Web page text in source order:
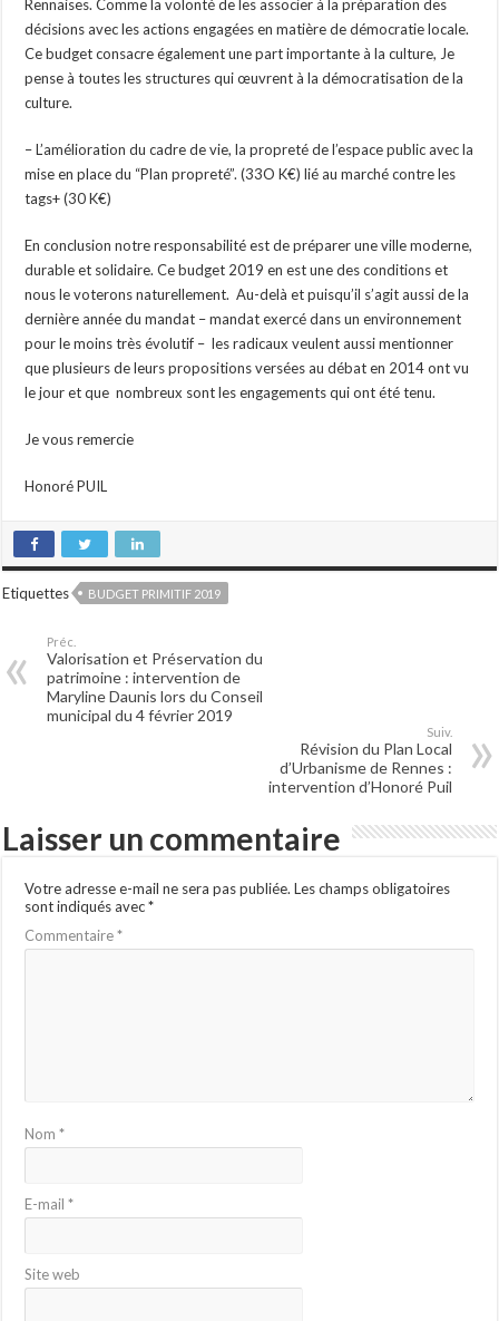
Rennaises. Comme la volonté de les associer à la préparation des
décisions avec les actions engagées en matière de démocratie locale.
Ce budget consacre également une part importante à la culture, Je
pense à toutes les structures qui œuvrent à la démocratisation de la
culture.
– L’amélioration du cadre de vie, la propreté de l’espace public avec la
mise en place du “Plan propreté”. (33O K€) lié au marché contre les
tags+ (30 K€)
En conclusion notre responsabilité est de préparer une ville moderne,
durable et solidaire. Ce budget 2019 en est une des conditions et
nous le voterons naturellement. Au-delà et puisqu’il s’agit aussi de la
dernière année du mandat – mandat exercé dans un environnement
pour le moins très évolutif – les radicaux veulent aussi mentionner
que plusieurs de leurs propositions versées au débat en 2014 ont vu
le jour et que nombreux sont les engagements qui ont été tenu.
Je vous remercie
Honoré PUIL
Etiquettes BUDGET PRIMITIF 2019
Préc.
Valorisation et Préservation du
patrimoine : intervention de
Maryline Daunis lors du Conseil
municipal du 4 février 2019
Suiv.
Révision du Plan Local
d’Urbanisme de Rennes :
intervention d’Honoré Puil
Laisser un commentaire
Votre adresse e-mail ne sera pas publiée. Les champs obligatoires
sont indiqués avec*
Commentaire*
Nom*
E-mail*
Site web